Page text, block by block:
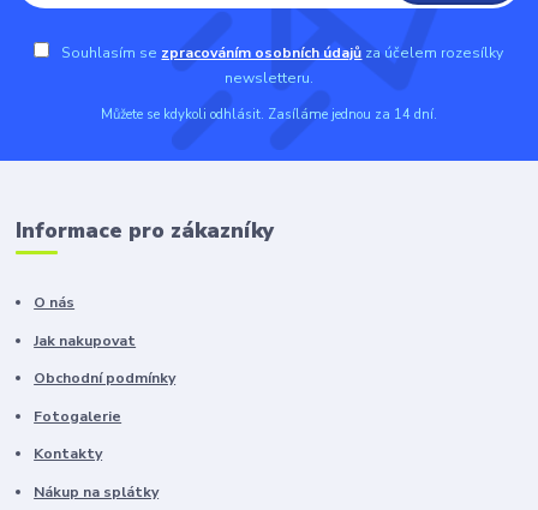
Souhlasím se zpracováním osobních údajů za účelem rozesílky
newsletteru.
Můžete se kdykoli odhlásit. Zasíláme jednou za 14 dní.
Informace pro zákazníky
O nás
Jak nakupovat
Obchodní podmínky
Fotogalerie
Kontakty
Nákup na splátky